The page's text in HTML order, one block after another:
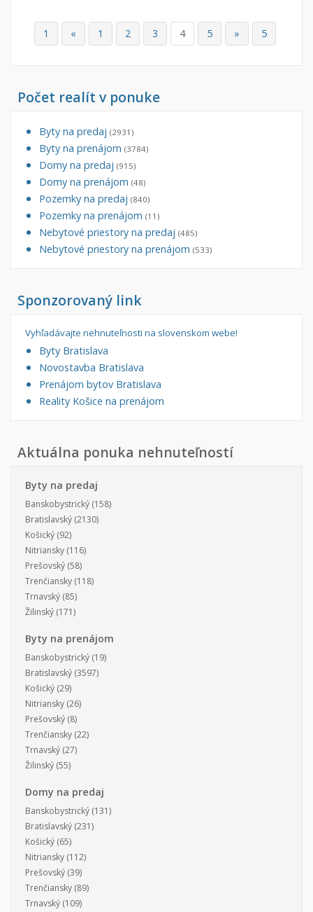
1 « 1 2 3 4 5 » 5
Počet realít v ponuke
Byty na predaj (2931)
Byty na prenájom (3784)
Domy na predaj (915)
Domy na prenájom (48)
Pozemky na predaj (840)
Pozemky na prenájom (11)
Nebytové priestory na predaj (485)
Nebytové priestory na prenájom (533)
Sponzorovaný link
Vyhľadávajte nehnuteľnosti na slovenskom webe!
Byty Bratislava
Novostavba Bratislava
Prenájom bytov Bratislava
Reality Košice na prenájom
Aktuálna ponuka nehnuteľností
Byty na predaj
Banskobystrický (158)
Bratislavský (2130)
Košický (92)
Nitriansky (116)
Prešovský (58)
Trenčiansky (118)
Trnavský (85)
Žilinský (171)
Byty na prenájom
Banskobystrický (19)
Bratislavský (3597)
Košický (29)
Nitriansky (26)
Prešovský (8)
Trenčiansky (22)
Trnavský (27)
Žilinský (55)
Domy na predaj
Banskobystrický (131)
Bratislavský (231)
Košický (65)
Nitriansky (112)
Prešovský (39)
Trenčiansky (89)
Trnavský (109)